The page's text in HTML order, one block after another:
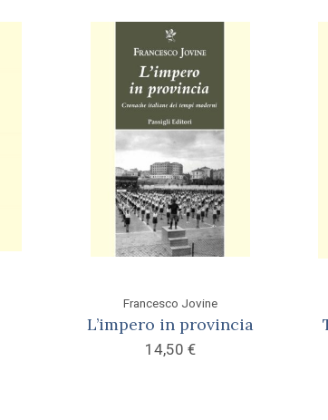
Francesco Jovine
L’impero in provincia
14,50 €